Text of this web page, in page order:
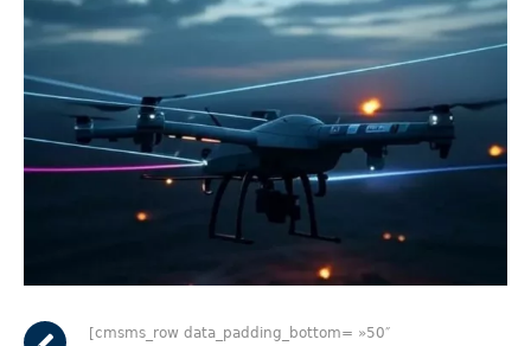
[cmsms_row data_padding_bottom= »50″